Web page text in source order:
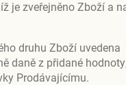
je zveřejněno Zboží a
druhu Zboží uvedena
daně z přidané
Prodávajícímu.